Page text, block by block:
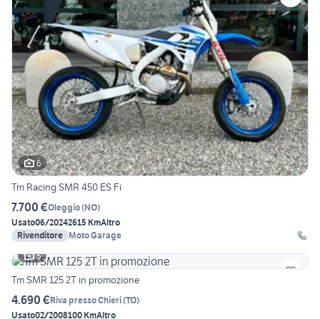
6
Tm Racing SMR 450 ES Fi
7.700 €Oleggio(NO)
Usato06/20242615 KmAltro
Rivenditore Moto Garage
5
Tm SMR 125 2T in promozione
4.690 €Riva presso Chieri(TO)
Usato02/2008100 KmAltro